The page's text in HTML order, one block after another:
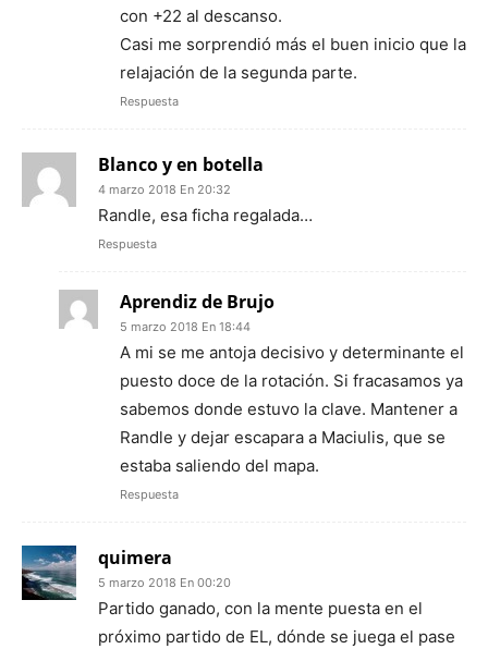
con +22 al descanso.
Casi me sorprendió más el buen inicio que la
relajación de la segunda parte.
Respuesta
Blanco y en botella
4 marzo 2018 En 20:32
Randle, esa ficha regalada…
Respuesta
Aprendiz de Brujo
5 marzo 2018 En 18:44
A mi se me antoja decisivo y determinante el
puesto doce de la rotación. Si fracasamos ya
sabemos donde estuvo la clave. Mantener a
Randle y dejar escapara a Maciulis, que se
estaba saliendo del mapa.
Respuesta
quimera
5 marzo 2018 En 00:20
Partido ganado, con la mente puesta en el
próximo partido de EL, dónde se juega el pase